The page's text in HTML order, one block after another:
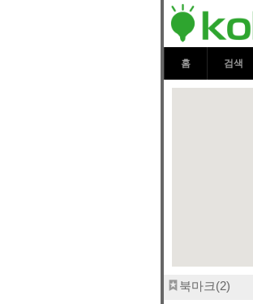
홈 검색
북마크 2